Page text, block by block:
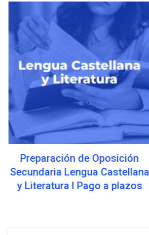
Preparación de Oposición
Secundaria Lengua Castellana
y Literatura l Pago a plazos